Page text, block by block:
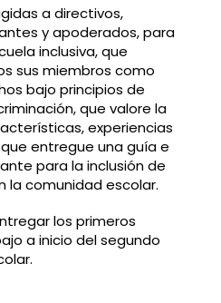
a directivos,
y apoderados, para
inclusiva, que
sus miembros como
bajo principios de
que valore la
experiencias
entregue una guía e
para la inclusión de
la comunidad escolar.
los primeros
a inicio del segundo